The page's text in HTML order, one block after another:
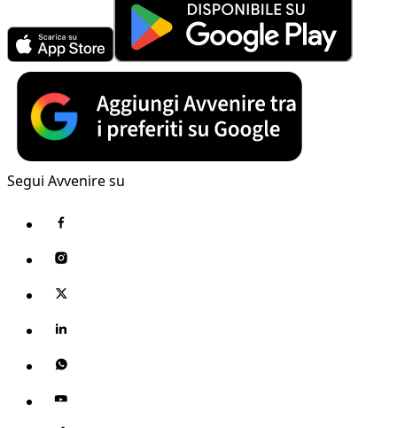
Segui Avvenire su